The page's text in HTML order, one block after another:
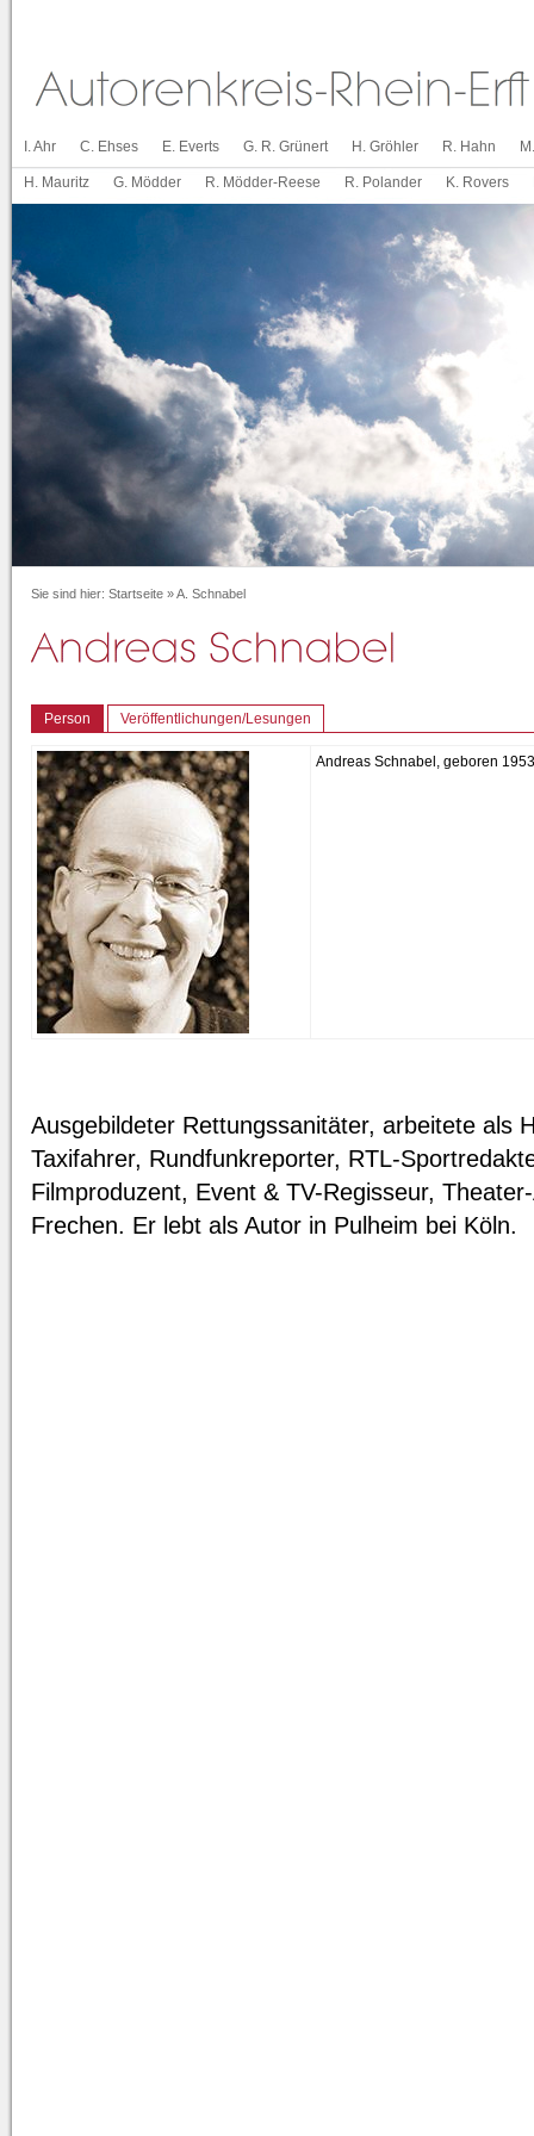
I. Ahr C. Ehses E. Everts G. R. Grünert H. Gröhler R. Hahn
H. Mauritz G. Mödder R. Mödder-Reese R. Polander K. Rovers
Sie sind hier: Startseite »A. Schnabel
Person Veröffentlichungen/Lesungen
Andreas Schnabel, geboren
Ausgebildeter Rettungssanitäter, arbeitete als
Taxifahrer, Rundfunkreporter, RTL-
Filmproduzent, Event & TV-Regisseur,
Frechen. Er lebt als Autor in Pulheim bei Köln.